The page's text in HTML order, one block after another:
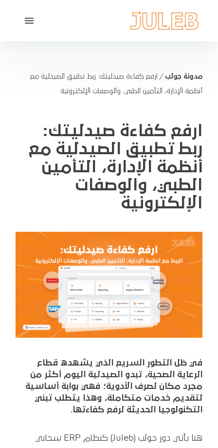
مدونة جولب / ارفع كفاءة صيدليتك: ربط تطبيق الصيدلية مع
أنظمة الإدارة، التأمين الطبي، والوصفات الإلكترونية
ارفع كفاءة صيدليتك:
ربط تطبيق الصيدلية مع
أنظمة الإدارة، التأمين
الطبي، والوصفات
الإلكترونية
في ظل التطور السريع الذي يشهده قطاع
الرعاية الصحية، تبدو الصيدلية اليوم أكثر من
مجرد مكان لصرف الأدوية؛ فهي بوابة أساسية
لتقديم خدمات متكاملة، وهذا يتطلب تبني
التكنولوجيا الحديثة لرفع كفاءتها.
هنا يأتي دور جولب (Juleb) كنظام ERP سحابي